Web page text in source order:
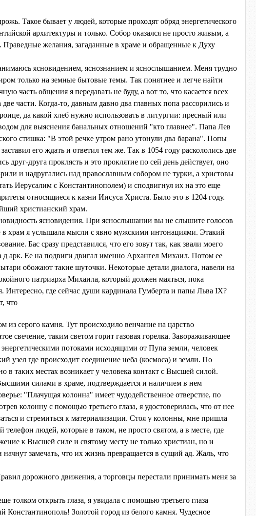
Такое бывает у людей, которые проходят обряд энергетического
архитектуры и только. Собор оказался не просто живым, а
желания, загаданные в храме и обращенные к Духу
ясновидением, яснознанием и яснослышанием. Меня трудно
только на земные бытовые темы. Так понятнее и легче найти
часть общения я передавать не буду, а вот то, что касается всех
части. Когда-то, давным давно два главных попа рассорились и
да какой хлеб нужно использовать в литургии: пресный или
для выяснения банальных отношений "кто главнее". Папа Лев
стишка: "В этой речке утром рано утонули два барана". Попы
его ждать и ответил тем же. Так в 1054 году раскололись две
друг-друга проклясть и это проклятие по сей день действует, оно
и надругались над православным собором не турки, а христовы
Иерусалим с Константинополем) и сподвигнул их на это еще
относящиеся к казни Иисуса Христа. Было это в 1204 году.
христианский храм.
ясновидения. При яснослышании вы не слышите голосов
в храм я услышала мысли с явно мужскими интонациями. Этакий
Бас сразу представился, что его зовут так, как звали моего
арк. Ее на подвиги двигал именно Архангел Михаил. Потом ее
обожают такие шуточки. Некоторые детали диалога, навели на
патриарха Михаила, который должен маяться, пока
Интересно, где сейчас души кардинала Гумберта и папы Льва IX?
что
из серого камня. Тут происходило венчание на царство
свечение, таким светом горит газовая горелка. Завораживающее
потоками исходящими от Пупа земли, человек
узел где происходит соединение неба (космоса) и земли. По
таких местах возникает у человека контакт с Высшей силой.
силами в храме, подтверждается и наличием в нем
"Плачущая колонна" имеет чудодейственное отверстие, по
колонну с помощью третьего глаза, я удостоверилась, что от нее
и стремиться к материализации. Стоя у колонны, мне пришла
людей, которые в таком, не просто святом, а в месте, где
к Высшей силе и святому месту не только христиан, но и
замечать, что их жизнь превращается в сущий ад. Жаль, что
дорожного движения, а торговцы перестали принимать меня за
толком открыть глаза, я увидала с помощью третьего глаза
Золотой город из белого камня. Чудесное